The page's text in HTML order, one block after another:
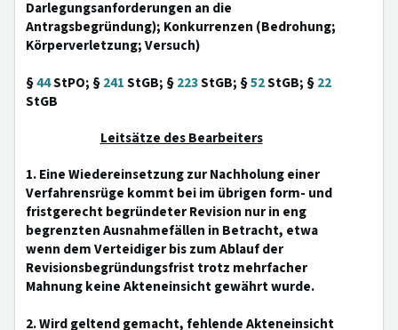
Darlegungsanforderungen an die
Antragsbegründung); Konkurrenzen (Bedrohung;
Körperverletzung; Versuch)
§44StPO; §241StGB; §223StGB; §52StGB; §22
StGB
Leitsätze des Bearbeiters
1. Eine Wiedereinsetzung zur Nachholung einer
Verfahrensrüge kommt bei im übrigen form- und
fristgerecht begründeter Revision nur in eng
begrenzten Ausnahmefällen in Betracht, etwa
wenn dem Verteidiger bis zum Ablauf der
Revisionsbegründungsfrist trotz mehrfacher
Mahnung keine Akteneinsicht gewährt wurde.
2. Wird geltend gemacht, fehlende Akteneinsicht